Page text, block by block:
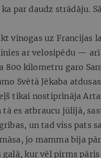
par daudz strādāju.
vīnogas uz Francijas
ar velosipēdu — arī
800 kilometru garo
Svētā Jēkaba
tikai nostiprināja
es atbraucu jūlijā,
un tad viss pats
jo mamma bija
kur vēl pirms